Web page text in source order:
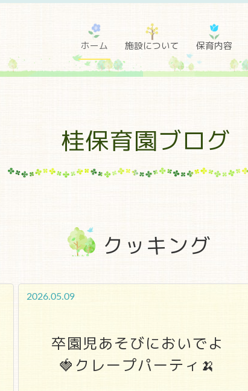
ホーム 施設について 保育内容
桂保育園ブログ
クッキング
2026.05.09
卒園児あそびにおいでよ
🍓クレープパーティ🍌